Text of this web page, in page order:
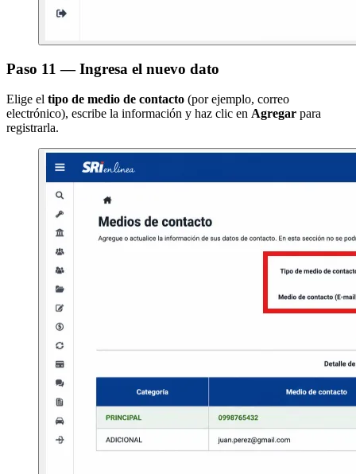
Paso 11 — Ingresa el nuevo dato
Elige el tipo de medio de contacto (por ejemplo, correo
electrónico), escribe la información y haz clic en Agregar para
registrarla.